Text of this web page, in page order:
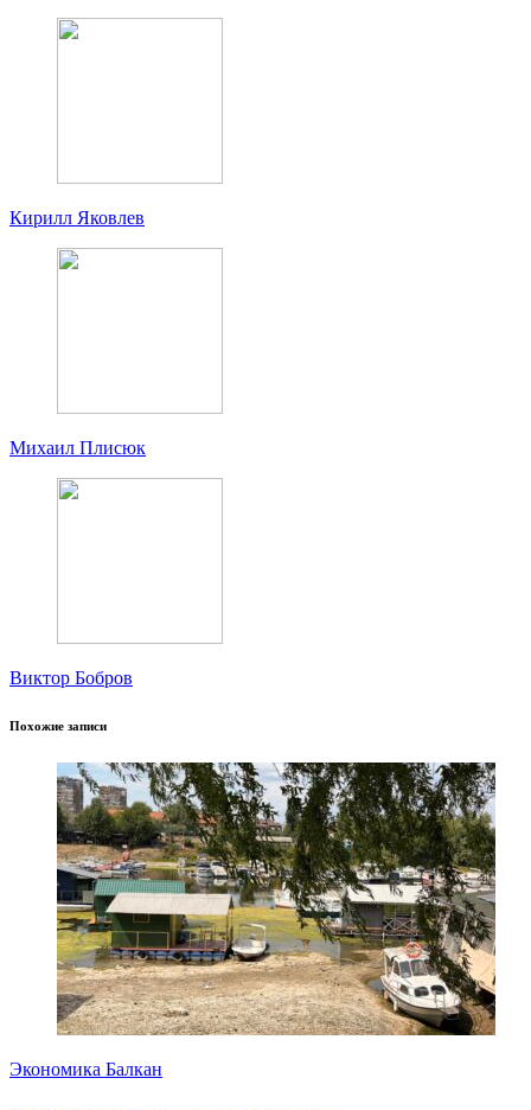
Кирилл Яковлев
Михаил Плисюк
Виктор Бобров
Похожие записи
Экономика Балкан